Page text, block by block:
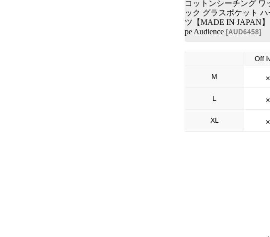
コットンシーチング ワ
ック グラスポケット
ツ【MADE IN JAPAN
pe Audience [AUD6458]
Off
M ×
L ×
XL ×